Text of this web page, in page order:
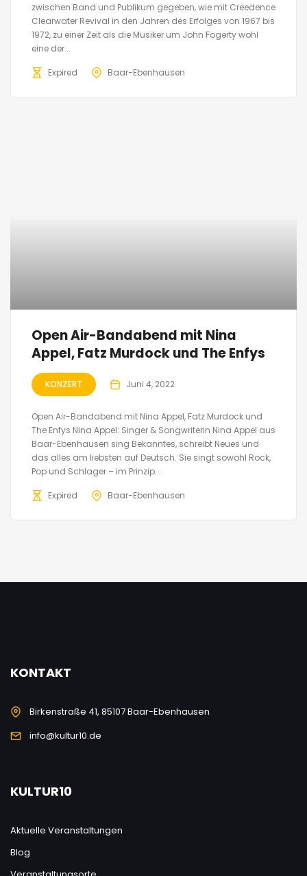
zwischen Band und Publikum gegeben, wie mit Creedence
Clearwater Revival in den Jahren des Erfolges von 1967 bis
1972, zu einer Zeit als die Musiker um John Fogerty wohl
eine der...
Expired Baar-Ebenhausen
Open Air-Bandabend mit Nina
Appel, Fatz Murdock und The Enfys
KONZERT Juni 4, 2022
Open Air-Bandabend mit Nina Appel, Fatz Murdock und
The Enfys Nina Appel: Singer & Songwriterin Nina Appel aus
Baar-Ebenhausen sing Bekanntes, schreibt Neues und
das alles am liebsten auf Deutsch. Sie singt sowohl Rock,
Pop und Schlager – im Prinzip...
Expired Baar-Ebenhausen
KONTAKT
Birkenstraße 41, 85107 Baar-Ebenhausen
info@kultur10.de
KULTUR10
Aktuelle Veranstaltungen
Blog